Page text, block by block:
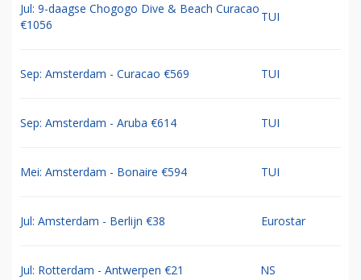
Jul: 9-daagse Chogogo Dive & Beach Curacao
€1056
TUI
Sep: Amsterdam - Curacao €569 TUI
Sep: Amsterdam - Aruba €614 TUI
Mei: Amsterdam - Bonaire €594 TUI
Jul: Amsterdam - Berlijn €38 Eurostar
Jul: Rotterdam - Antwerpen €21 NS